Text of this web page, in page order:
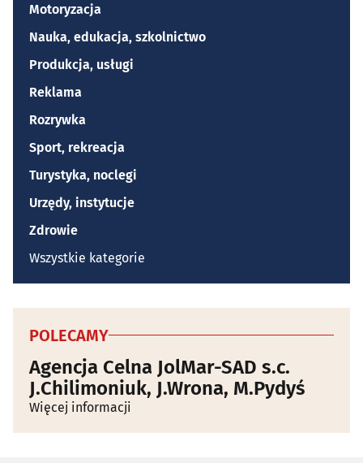
Motoryzacja
Nauka, edukacja, szkolnictwo
Produkcja, usługi
Reklama
Rozrywka
Sport, rekreacja
Turystyka, noclegi
Urzędy, instytucje
Zdrowie
Wszystkie kategorie
POLECAMY
Agencja Celna JolMar-SAD s.c.
J.Chilimoniuk, J.Wrona, M.Pydyś
Więcej informacji